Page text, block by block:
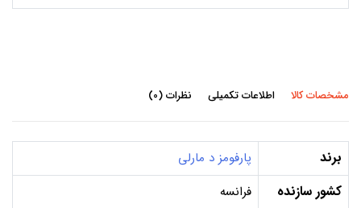
مشخصات کالا اطلاعات تکمیلی نظرات (0)
برند پارفومز د مارلی
کشور سازنده فرانسه